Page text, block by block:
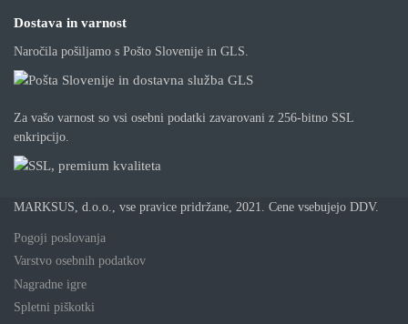
Dostava in varnost
Naročila pošiljamo s Pošto Slovenije in GLS.
Za vašo varnost so vsi osebni podatki zavarovani z 256-bitno SSL
enkripcijo.
MARKSUS, d.o.o., vse pravice pridržane, 2021. Cene vsebujejo DDV.
Pogoji poslovanja
Varstvo osebnih podatkov
Nagradne igre
Spletni piškotki